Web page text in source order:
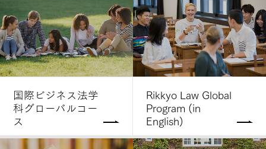
国際ビジネス法学
科グローバルコー
ス
Rikkyo Law Global
Program (in
English)